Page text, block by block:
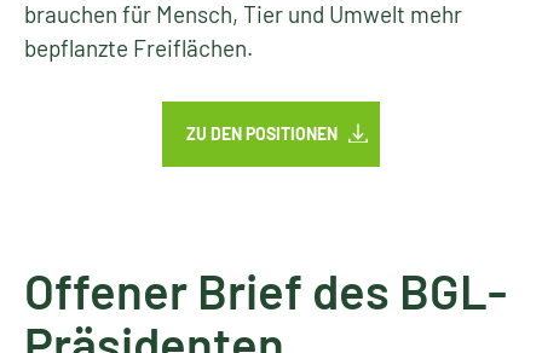
brauchen für Mensch, Tier und Umwelt mehr
bepflanzte Freiflächen.
ZU DEN POSITIONEN
Offener Brief des BGL-